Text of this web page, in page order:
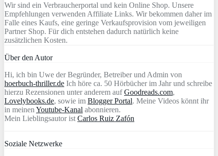
Wir sind ein Verbraucherportal und kein Online Shop. Unsere
Empfehlungen verwenden Affiliate Links. Wir bekommen daher im
Falle eines Kaufs, eine geringe Verkaufsprovision vom jeweiligen
Partner Shop. Für dich entstehen dadurch natürlich keine
zusätzlichen Kosten.
Über den Autor
Hi, ich bin Uwe der Begründer, Betreiber und Admin von
hoerbuch-thriller.de Ich höre ca. 50 Hörbücher im Jahr und schreibe
hierzu Rezensionen unter anderem aufGoodreads.com,
Lovelybooks.de, sowie im Blogger Portal. Meine Videos könnt ihr
in meinen Youtube-Kanal abonnieren.
Mein Lieblingsautor ist Carlos Ruiz Zafón
Soziale Netzwerke